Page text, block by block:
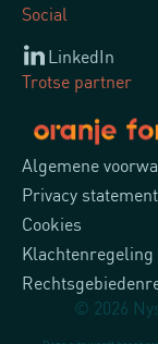
Social
LinkedIn
Trotse partner
Algemene
Privacy statement
Cookies
Klachtenregeling
© 2026